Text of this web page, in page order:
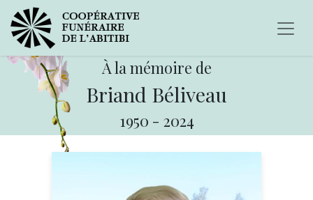
À la mémoire de
Briand Béliveau
1950 - 2024